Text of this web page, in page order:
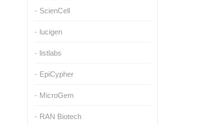
ScienCell
lucigen
listlabs
EpiCypher
MicroGem
RAN Biotech